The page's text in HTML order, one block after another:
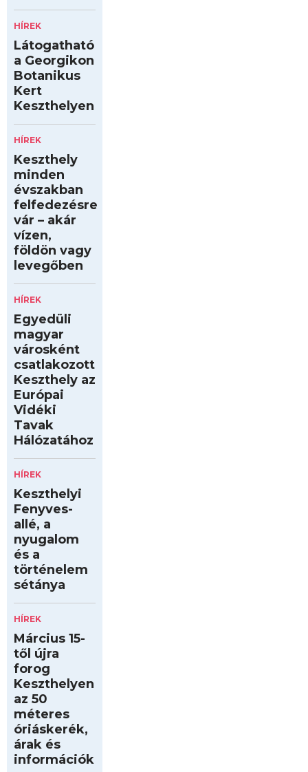
HÍREK
Látogatható
a Georgikon
Botanikus
Kert
Keszthelyen
HÍREK
Keszthely
minden
évszakban
felfedezésre
vár – akár
vízen,
földön vagy
levegőben
HÍREK
Egyedüli
magyar
városként
csatlakozott
Keszthely az
Európai
Vidéki
Tavak
Hálózatához
HÍREK
Keszthelyi
Fenyves-
allé, a
nyugalom
és a
történelem
sétánya
HÍREK
Március 15-
től újra
forog
Keszthelyen
az 50
méteres
óriáskerék,
árak és
információk